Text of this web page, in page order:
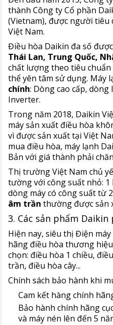
thành Công ty Cổ phần
(Vietnam), được người
Việt Nam.
Điều hòa Daikin đa số được
Thái Lan, Trung Quốc,
chất lượng theo tiêu
thể yên tâm sử dụng. Máy
chính: Dòng cao cấp,
Inverter.
Trong năm 2018, Daikin
máy sản xuất điều hòa
vì được sản xuất tại Việt
mua điều hòa, máy lạnh
Bản với giá thành phải
Thị trường Việt Nam chủ
tường với công suất nhỏ: 1
dòng máy có công suất từ
âm trần thường được sản
3. Các sản phẩm
Hiện nay, siêu thị Điện
hãng điều hòa thương
chọn: điều hòa 1 chiều,
trần, điều hòa cây...
Chính sách bảo hành khi
Cam kết hàng chính
Bảo hành chính hãng
và máy nén lên đến 5